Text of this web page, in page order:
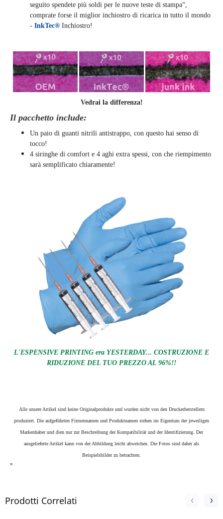
seguito spendete più soldi per le nuove teste di stampa“,
comprate forse il miglior inchiostro di ricarica in tutto il mondo
- InkTec® Inchiostro!
Vedrai la differenza!
Il pacchetto include:
Un paio di guanti nitrili antistrappo, con questo hai senso di
tocco!
4 siringhe di comfort e 4 aghi extra spessi, con che riempimento
sarà semplificato chiaramente!
L'ESPENSIVE PRINTING era YESTERDAY... COSTRUZIONE E
RIDUZIONE DEL TUO PREZZO AL 96%!!
Alle unsere Artikel sind keine Originalprodukte und wurden nicht von den Druckerherstellern
produziert. Die aufgeführten Firmennamen und Produktnamen stehen im Eigentum der jeweiligen
Markenhaber und dien nur zur Beschreibung der Kompatibilität und der Identifizierung. Der
ausgelieferte Artikel kann von der Abbildung leicht abweichen. Die Fotos sind daher als
Beispielsbilder zu betrachten.
"
Prodotti Correlati